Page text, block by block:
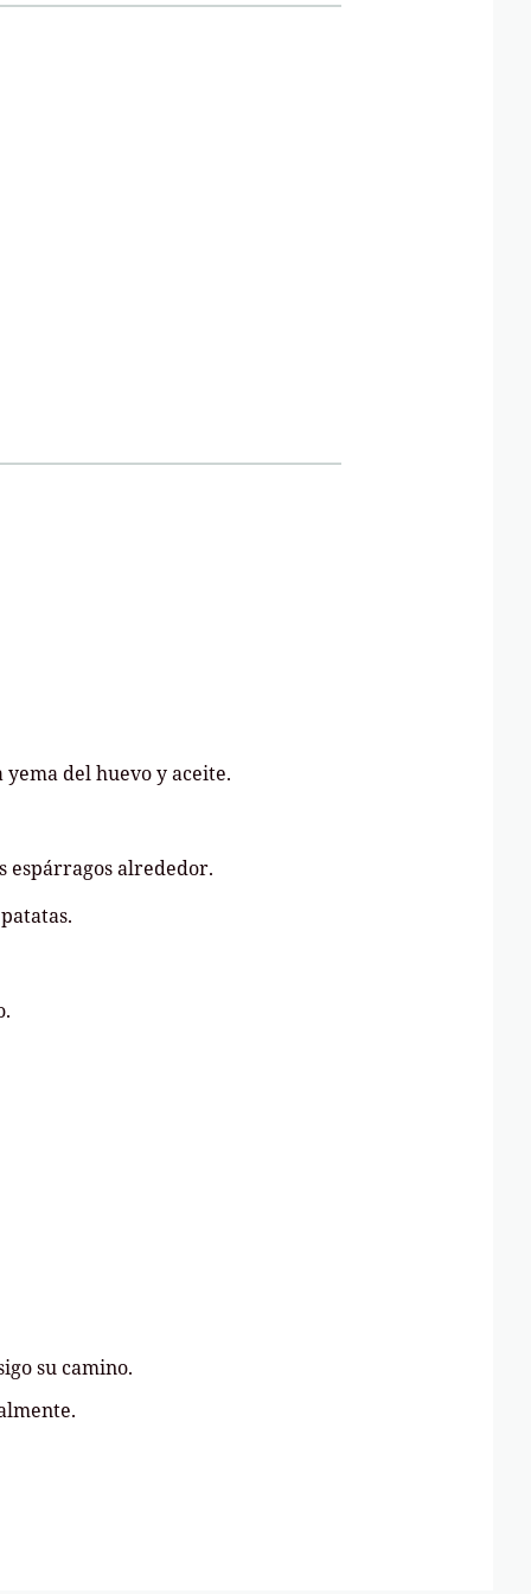
del huevo y aceite.
espárragos alrededor.
su camino.